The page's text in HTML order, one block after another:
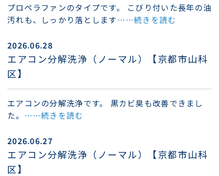
プロペラファンのタイプです。 こびり付いた長年の油
汚れも、しっかり落とします ……続きを読む
2026.06.28
エアコン分解洗浄（ノーマル）【京都市山科
区】
エアコンの分解洗浄です。 黒カビ臭も改善できまし
た。 ……続きを読む
2026.06.27
エアコン分解洗浄（ノーマル）【京都市山科
区】